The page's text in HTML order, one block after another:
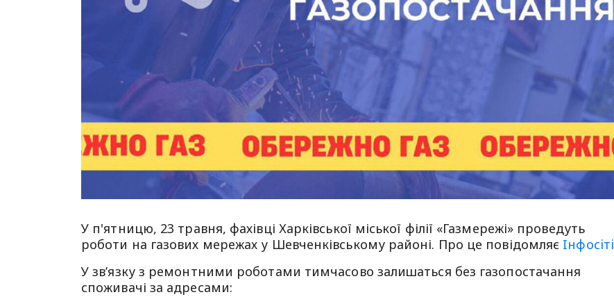
У п'ятницю, 23 травня, фахівці Харківської міської філії «Газмережі» проведуть
роботи на газових мережах у Шевченківському районі. Про це повідомляє Iнфосiтi
У зв’язку з ремонтними роботами тимчасово залишаться без газопостачання
споживачі за адресами: